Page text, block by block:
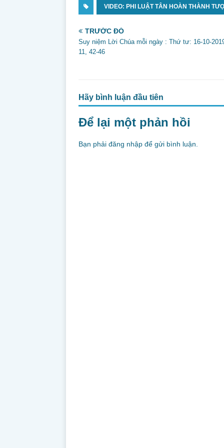
c
e
b
o
k
itt
er
ai ar
VIDEO: PHI LUẬT TÂN HOÀN THÀNH
TRƯỚC ĐÓ
Suy niệm Lời Chúa mỗi ngày : Thứ tư: 16-10-
11, 42-46
Hãy bình luận đầu tiên
Để lại một phản hồi
Bạn phải đăng nhập để gửi bình luận.